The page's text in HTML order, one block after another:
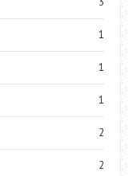
1
1
1
2
2